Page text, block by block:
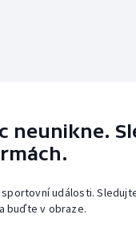
neunikne.
události.
buďte v obraze.